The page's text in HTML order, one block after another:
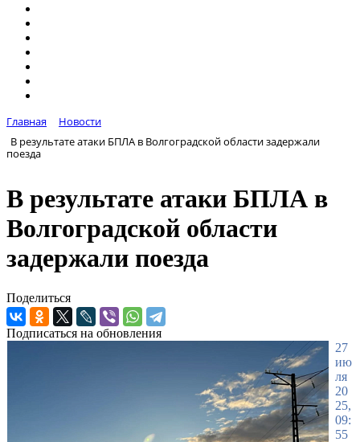
Главная
Новости
В результате атаки БПЛА в Волгоградской области задержали
поезда
В результате атаки БПЛА в
Волгоградской области
задержали поезда
Поделиться
Подписаться на обновления
27
ию
ля
20
25,
09:
55